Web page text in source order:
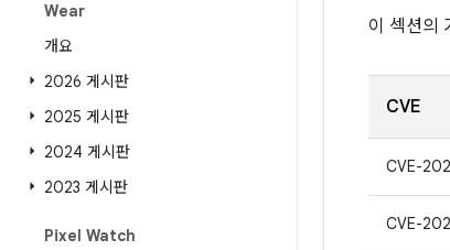
Wear
개요
2026 게시판
2025 게시판
2024 게시판
2023 게시판
Pixel Watch
이 섹션의
CVE
CVE-
CVE-